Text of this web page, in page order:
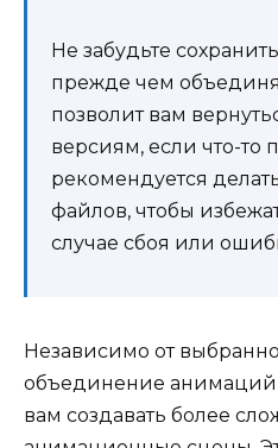
Не забудьте
прежде чем
позволит вам
версиям, если что-то
рекомендуется
файлов, чтобы
случае сбоя или
Независимо от
объединение анимаций
вам создавать более